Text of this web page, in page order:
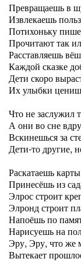
Превращаешь в
Извлекаешь
Потихоньку
Прочитают так
Расставляешь
Каждой сказке
Дети скоро
Их улыбки
Что не заслужил
А они во сне
Вскинешься за
Дети-то другие,
Раскатаешь
Принесёшь из
Элрос строит
Элронд строит
Напоёшь по
Нарисуешь на
Эру, Эру, что же
Вытекает